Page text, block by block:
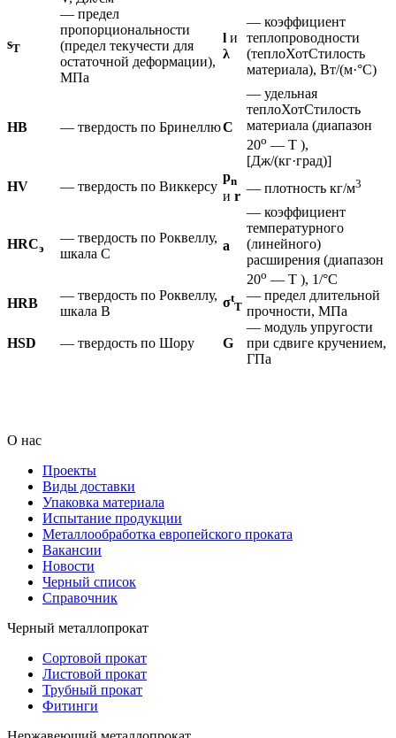
sT
— предел
пропорциональности
(предел текучести для
остаточной деформации),
МПа
l и
λ
— коэффициент
теплопроводности
(теплоХотСтилость
материала), Вт/(м·°С)
HB — твердость по БринеллюC
— удельная
теплоХотСтилость
материала (диапазон
20o — T ),
[Дж/(кг·град)]
HV
— твердость по Виккерсу
pn
и r
— плотность кг/м3
HRCэ
— твердость по Роквеллу,
шкала С
а
— коэффициент
температурного
(линейного)
расширения (диапазон
20o — T ), 1/°С
HRB
— твердость по Роквеллу,
шкала В
σt
Т
— предел длительной
прочности, МПа
HSD — твердость по Шору G
— модуль упругости
при сдвиге кручением,
ГПа
О нас
Проекты
Виды доставки
Упаковка материала
Испытание продукции
Металлообработка европейского проката
Вакансии
Новости
Черный список
Справочник
Черный металлопрокат
Сортовой прокат
Листовой прокат
Трубный прокат
Фитинги